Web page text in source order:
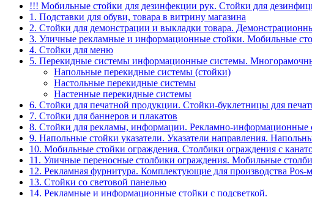
!!! Мобильные стойки для дезинфекции рук. Стойки для
1. Подставки для обуви, товара в витрину магазина
2. Стойки для демонстрации и выкладки товара.
3. Уличные рекламные и информационные стойки. Мобильные
4. Стойки для меню
5. Перекидные системы информационные системы.
Напольные перекидные системы (стойки)
Настольные перекидные системы
Настенные перекидные системы
6. Стойки для печатной продукции. Стойки-буклетницы для
7. Стойки для баннеров и плакатов
8. Стойки для рекламы, информации. Рекламно-информационные
9. Напольные стойки указатели. Указатели направления.
10. Мобильные стойки ограждения. Столбики ограждения с
11. Уличные переносные столбики ограждения. Мобильные
12. Рекламная фурнитура. Комплектующие для производства Pos-
13. Стойки со световой панелью
14. Рекламные и информационные стойки с подсветкой.